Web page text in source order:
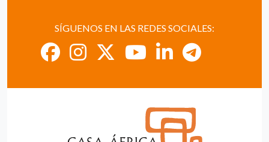
SÍGUENOS EN LAS REDES SOCIALES: